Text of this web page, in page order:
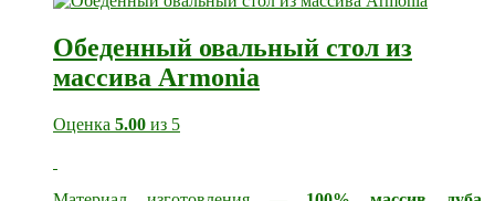
Обеденный овальный стол из
массива Armonia
Оценка 5.00 из 5